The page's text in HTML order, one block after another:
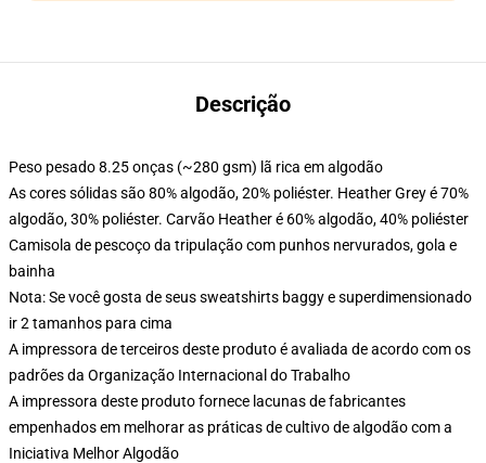
Descrição
Peso pesado 8.25 onças (~280 gsm) lã rica em algodão
As cores sólidas são 80% algodão, 20% poliéster. Heather Grey é 70%
algodão, 30% poliéster. Carvão Heather é 60% algodão, 40% poliéster
Camisola de pescoço da tripulação com punhos nervurados, gola e
bainha
Nota: Se você gosta de seus sweatshirts baggy e superdimensionado
ir 2 tamanhos para cima
A impressora de terceiros deste produto é avaliada de acordo com os
padrões da Organização Internacional do Trabalho
A impressora deste produto fornece lacunas de fabricantes
empenhados em melhorar as práticas de cultivo de algodão com a
Iniciativa Melhor Algodão